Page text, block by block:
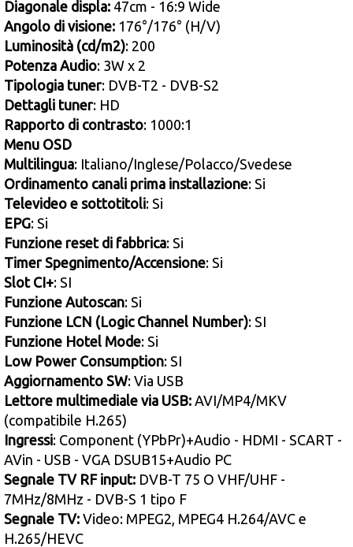
Diagonale displa: 47cm - 16:9 Wide
Angolo di visione: 176°/176° (H/V)
Luminosità (cd/m2): 200
Potenza Audio: 3W x 2
Tipologia tuner: DVB-T2 - DVB-S2
Dettagli tuner: HD
Rapporto di contrasto: 1000:1
Menu OSD
Multilingua: Italiano/Inglese/Polacco/Svedese
Ordinamento canali prima installazione: Si
Televideo e sottotitoli: Si
EPG: Si
Funzione reset di fabbrica: Si
Timer Spegnimento/Accensione: Si
Slot CI+: SI
Funzione Autoscan: Si
Funzione LCN (Logic Channel Number): SI
Funzione Hotel Mode: Si
Low Power Consumption: SI
Aggiornamento SW: Via USB
Lettore multimediale via USB: AVI/MP4/MKV
(compatibile H.265)
Ingressi: Component (YPbPr)+Audio - HDMI - SCART -
AVin - USB - VGA DSUB15+Audio PC
Segnale TV RF input: DVB-T 75 O VHF/UHF -
7MHz/8MHz - DVB-S 1 tipo F
Segnale TV: Video: MPEG2, MPEG4 H.264/AVC e
H.265/HEVC